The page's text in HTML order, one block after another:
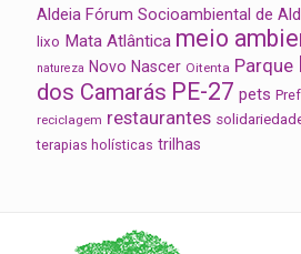
Aldeia Fórum Socioambiental de
lixo Mata Atlântica meio
natureza Novo Nascer Oitenta Parque
dos Camarás PE-27 pets
reciclagem restaurantes
terapias holísticas trilhas